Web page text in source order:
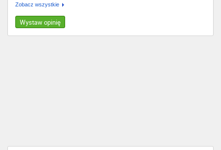
Zobacz wszystkie
Wystaw opinię